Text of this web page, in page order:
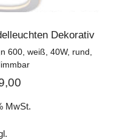
Dekorativ
600, weiß, 40W, rund,
MwSt.